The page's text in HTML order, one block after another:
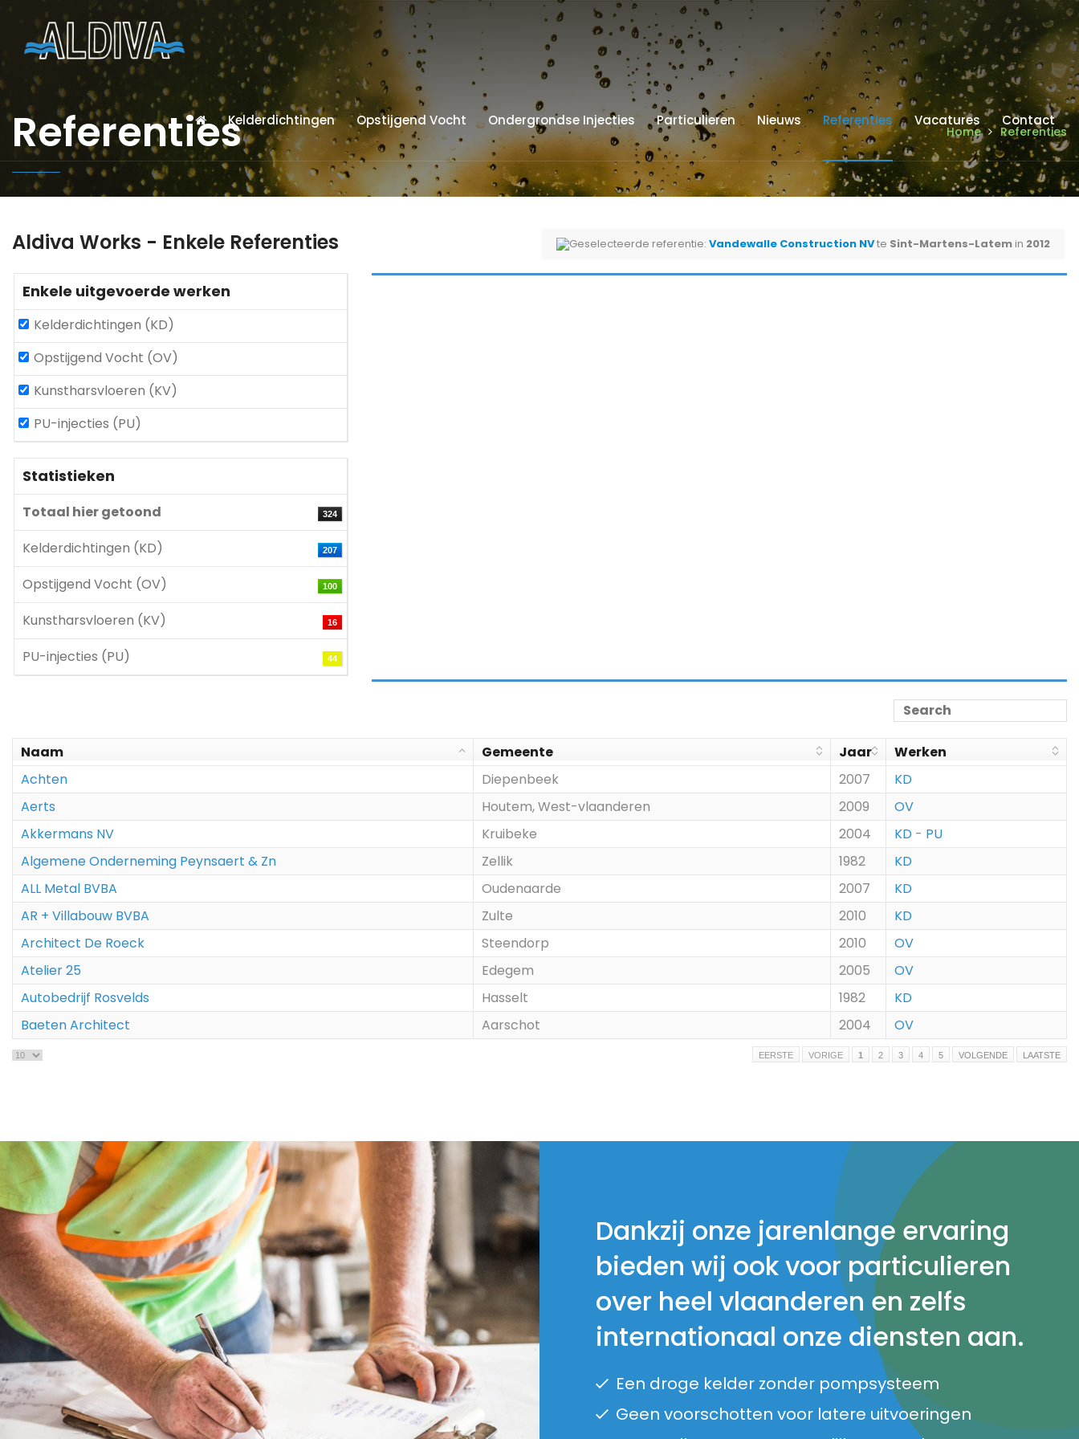
Kelderdichtingen Opstijgend Vocht Ondergrondse Injecties Particulieren Nieuws Referenties Vacatures Contact
Referenties Home Referenties
Aldiva Works - Enkele Referenties Geselecteerde referentie: Vandewalle Construction NVte Sint-Martens-Latem in 2012
Enkele uitgevoerde werken
Kelderdichtingen (KD)
Opstijgend Vocht (OV)
Kunstharsvloeren (KV)
PU-injecties (PU)
Statistieken
Totaal hier getoond 324
Kelderdichtingen (KD) 207
Opstijgend Vocht (OV) 100
Kunstharsvloeren (KV) 16
PU-injecties (PU) 44
Naam Gemeente Jaar
Werken
Achten
Diepenbeek 2007
KD
Aerts
Houtem, West-vlaanderen 2009
OV
Akkermans NV
Kruibeke 2004 KD - PU
Algemene Onderneming Peynsaert & Zn
Zellik 1982
KD
ALL Metal BVBA
Oudenaarde 2007
KD
AR + Villabouw BVBA
Zulte 2010
KD
Architect De Roeck
Steendorp 2010
OV
Atelier 25
Edegem 2005
OV
Autobedrijf Rosvelds
Hasselt 1982
KD
Baeten Architect
Aarschot 2004 OV
EERSTE VORIGE 1 2 3 4 5 VOLGENDE LAATSTE
Dankzij onze jarenlange ervaring
bieden wij ook voor particulieren
over heel vlaanderen en zelfs
internationaal onze diensten aan.
Een droge kelder zonder pompsysteem
Geen voorschotten voor latere uitvoeringen